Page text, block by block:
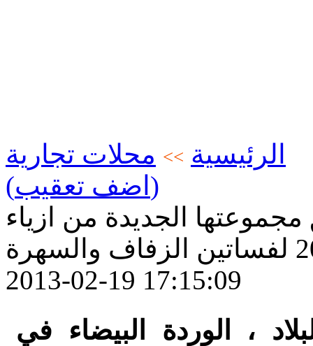
الرئيسية >> محلات تجارية
(اضف تعقيب)
الجديدة من ازياء
2013-02-19 17:15:09
، الوردة البيضاء في